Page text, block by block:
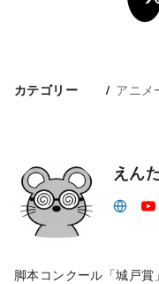
カテゴリー アニメ
えん
脚本コンクール「城戸